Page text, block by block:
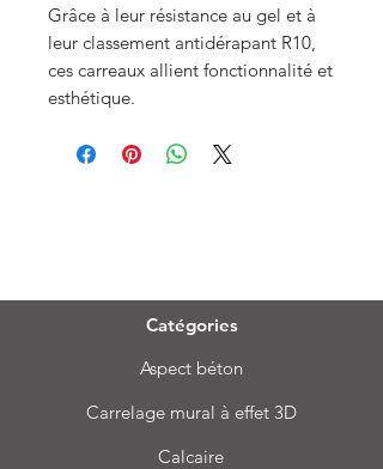
Grâce à leur résistance au gel et à
leur classement antidérapant R10,
ces carreaux allient fonctionnalité et
esthétique.
Catégories
Aspect béton
Carrelage mural à effet 3D
Calcaire